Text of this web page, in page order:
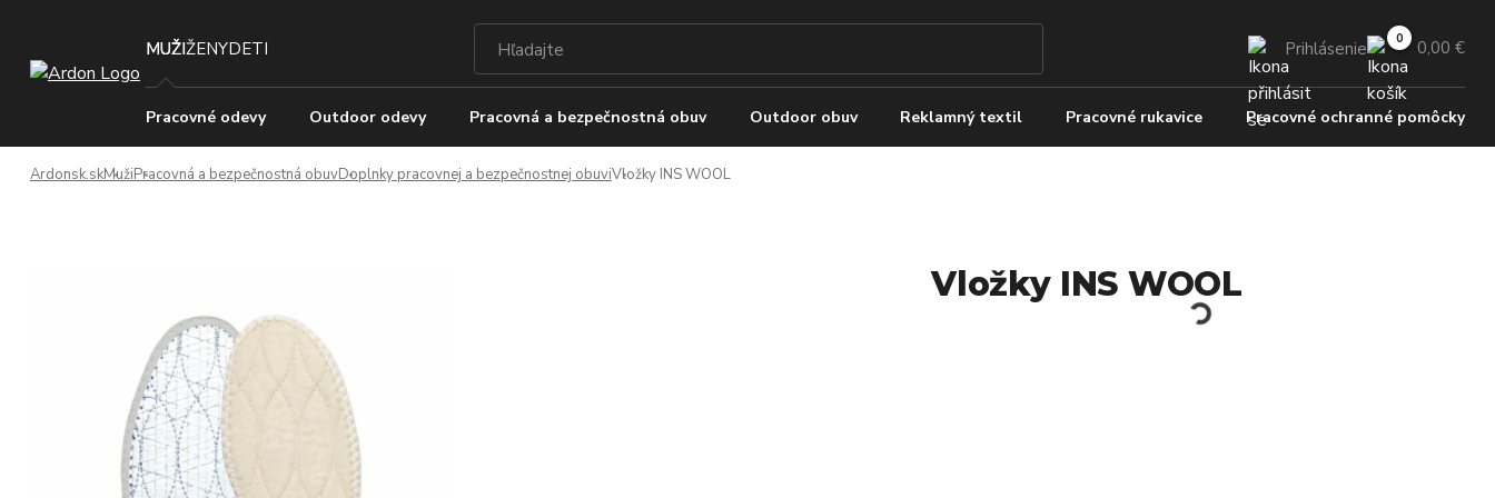
MUŽIŽENYDETI Prihlásenie 0,00 €
Pracovné odevy Outdoor odevy Pracovná a bezpečnostná obuv Outdoor obuv Reklamný textil Pracovné rukavice Pracovné ochranné pomôcky
Ardonsk.skMužiPracovná a bezpečnostná obuvDoplnky pracovnej a bezpečnostnej obuviVložky INS WOOL
Vložky INS WOOL